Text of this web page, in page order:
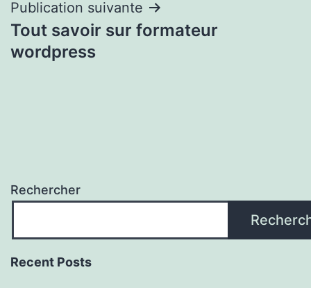
Publication suivante
Tout savoir sur formateur
wordpress
Rechercher
Recent Posts